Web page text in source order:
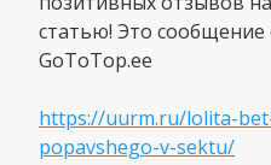
статью! Это сообщение
GoToTop.ee
https://uurm.ru/lolita-
popavshego-v-sektu/